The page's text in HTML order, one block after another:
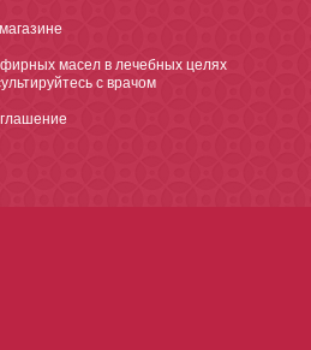
масел в лечебных целях
с врачом